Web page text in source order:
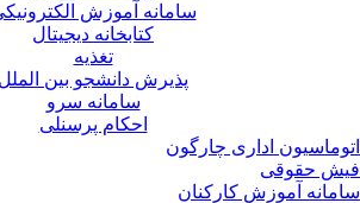
سامانه آموزش الکترونیکی
کتابخانه دیجیتال
تغذیه
پذیرش دانشجو بین الملل
سامانه سرو
احکام پرسنلی
اداری چارگون
حقوقی
آموزش کارکنان